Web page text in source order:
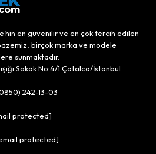
en güvenilir ve en çok tercih edilen
birçok marka ve modele
sunmaktadır.
Sokak No:4/1 Çatalca/İstanbul
242-13-03
protected]
protected]